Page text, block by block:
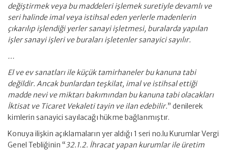
değiştirmek veya bu maddeleri işlemek suretiyle devamlı ve
seri halinde imal veya istihsal eden yerlerle madenlerin
çıkarılıp işlendiği yerler sanayi işletmesi, buralarda yapılan
işler sanayi işleri ve buraları işletenler sanayici sayılır.
…
El ve ev sanatları ile küçük tamirhaneler bu kanuna tabi
değildir. Ancak bunlardan teşkilat, imal ve istihsal ettiği
madde nevi ve miktarı bakımından bu kanuna tabi olacakları
İktisat ve Ticaret Vekaleti tayin ve ilan edebilir.” denilerek
kimlerin sanayici sayılacağı hükme bağlanmıştır.
Konuya ilişkin açıklamaların yer aldığı 1 seri no.lu Kurumlar Vergi
Genel Tebliğinin “32.1.2. İhracat yapan kurumlar ile üretim